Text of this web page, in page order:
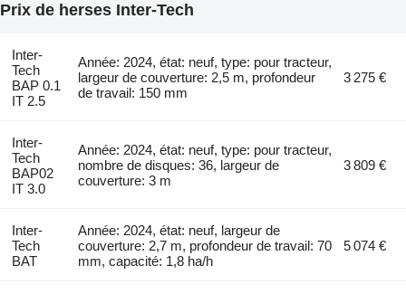
Prix de herses Inter-Tech
Inter-
Tech
BAP 0.1
IT 2.5
Année: 2024, état: neuf, type: pour tracteur,
largeur de couverture: 2,5 m, profondeur
de travail: 150 mm
3 275 €
Inter-
Tech
BAP02
IT 3.0
Année: 2024, état: neuf, type: pour tracteur,
nombre de disques: 36, largeur de
couverture: 3 m
3 809 €
Inter-
Tech
BAT
Année: 2024, état: neuf, largeur de
couverture: 2,7 m, profondeur de travail: 70
mm, capacité: 1,8 ha/h
5 074 €